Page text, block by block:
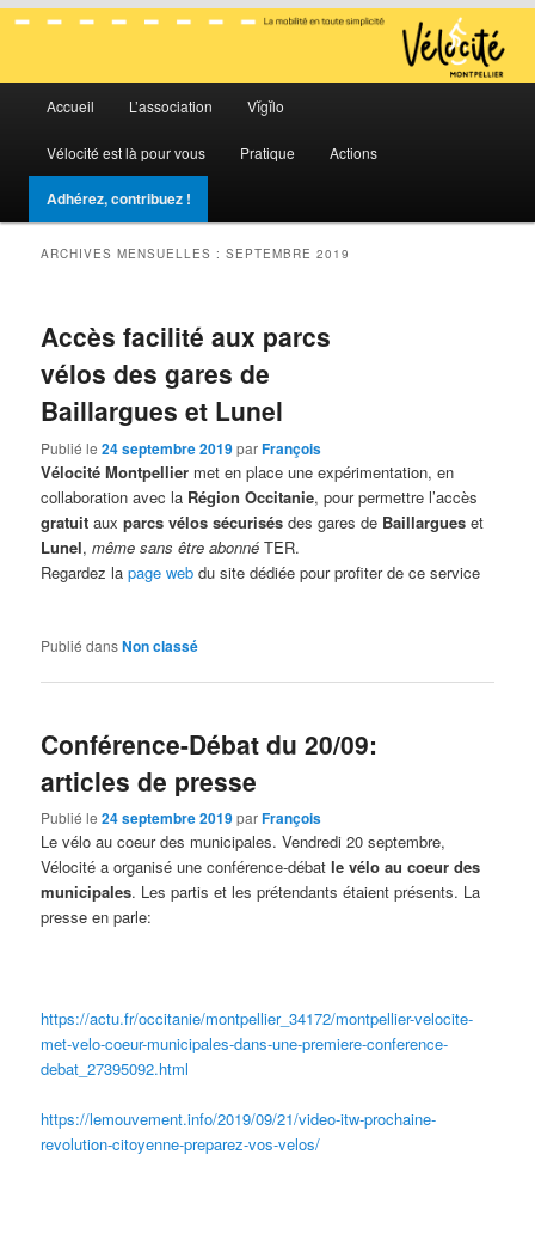
Vélocité Grand Montpellier
La mobilité en toute simplicité
Aller
au
contenu
principal
Aller
au
contenu
secondaire
Accueil L’association Vĭgĭlo
Vélocité est là pour vous Pratique Actions
Adhérez, contribuez !
ARCHIVES MENSUELLES :SEPTEMBRE 2019
Accès facilité aux parcs
vélos des gares de
Baillargues et Lunel
Publié le24 septembre 2019parFrançois
Vélocité Montpellier met en place une expérimentation, en
collaboration avec la Région Occitanie, pour permettre l’accès
gratuit auxparcs vélos sécurisés des gares de Baillargues et
Lunel,même sans être abonné TER.
Regardez lapage web du site dédiée pour profiter de ce service
Publié dansNon classé
Conférence-Débat du 20/09:
articles de presse
Publié le24 septembre 2019parFrançois
Le vélo au coeur des municipales. Vendredi 20 septembre,
Vélocité a organisé une conférence-débatle vélo au coeur des
municipales. Les partis et les prétendants étaient présents. La
presse en parle:
https://actu.fr/occitanie/montpellier_34172/montpellier-velocite-
met-velo-coeur-municipales-dans-une-premiere-conference-
debat_27395092.html
https://lemouvement.info/2019/09/21/video-itw-prochaine-
revolution-citoyenne-preparez-vos-velos/